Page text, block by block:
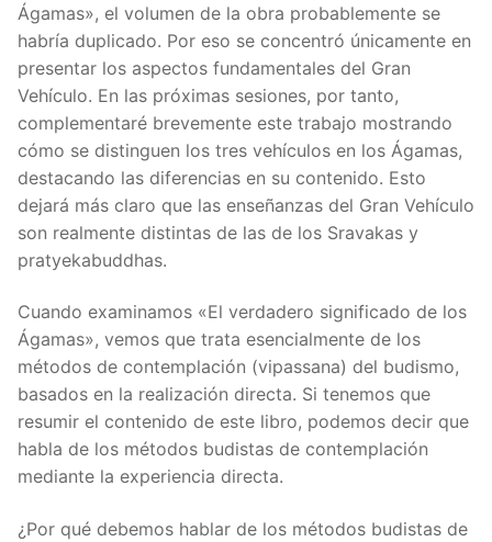
Ágamas», el volumen de la obra probablemente se
habría duplicado. Por eso se concentró únicamente en
presentar los aspectos fundamentales del Gran
Vehículo. En las próximas sesiones, por tanto,
complementaré brevemente este trabajo mostrando
cómo se distinguen los tres vehículos en los Ágamas,
destacando las diferencias en su contenido. Esto
dejará más claro que las enseñanzas del Gran Vehículo
son realmente distintas de las de los Sravakas y
pratyekabuddhas.
Cuando examinamos «El verdadero significado de los
Ágamas», vemos que trata esencialmente de los
métodos de contemplación (vipassana) del budismo,
basados en la realización directa. Si tenemos que
resumir el contenido de este libro, podemos decir que
habla de los métodos budistas de contemplación
mediante la experiencia directa.
¿Por qué debemos hablar de los métodos budistas de